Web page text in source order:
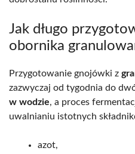
Jak długo
obornika
Przygotowanie gnojówki z
zazwyczaj od tygodnia do
w wodzie, a proces
uwalnianiu istotnych
azot,